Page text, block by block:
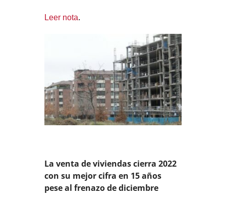
Leer nota.
La venta de viviendas cierra 2022
con su mejor cifra en 15 años
pese al frenazo de diciembre